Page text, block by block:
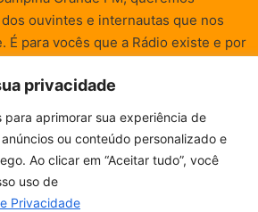
privacidade
para aprimorar sua experiência de
ou conteúdo personalizado e
Ao clicar em “Aceitar tudo”, você
uso de
Privacidade
VIVO
ESCUTE SEM PARAR!
ouvintes e internautas que nos
É para vocês que a Rádio existe e por
(informativas, de entretenimento,
são realizadas.
2026.Termos de Uso|Política de
Publicidade